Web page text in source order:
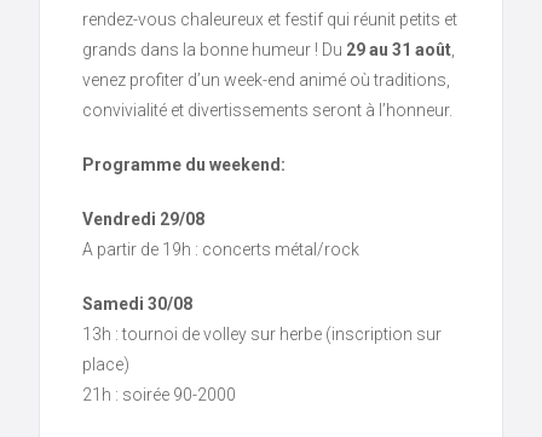
rendez-vous chaleureux et festif qui réunit petits et
grands dans la bonne humeur ! Du 29 au 31 août
venez profiter d’un week-end animé où traditions,
convivialité et divertissements seront à l’honneur.
Programme du weekend:
Vendredi 29/08
A partir de 19h : concerts métal/rock
Samedi 30/08
13h : tournoi de volley sur herbe (inscription sur
place)
21h : soirée 90-2000